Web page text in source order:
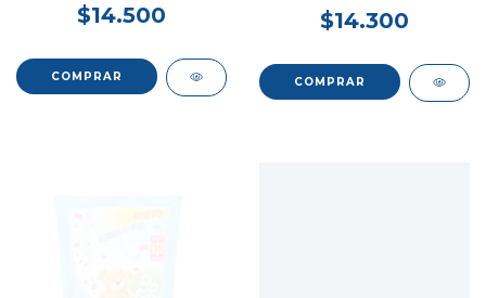
$14.500 $14.300